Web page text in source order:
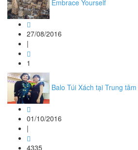
Embrace Yourself
27/08/2016
|
1
Balo Túi Xách tại Trung
01/10/2016
|
4335